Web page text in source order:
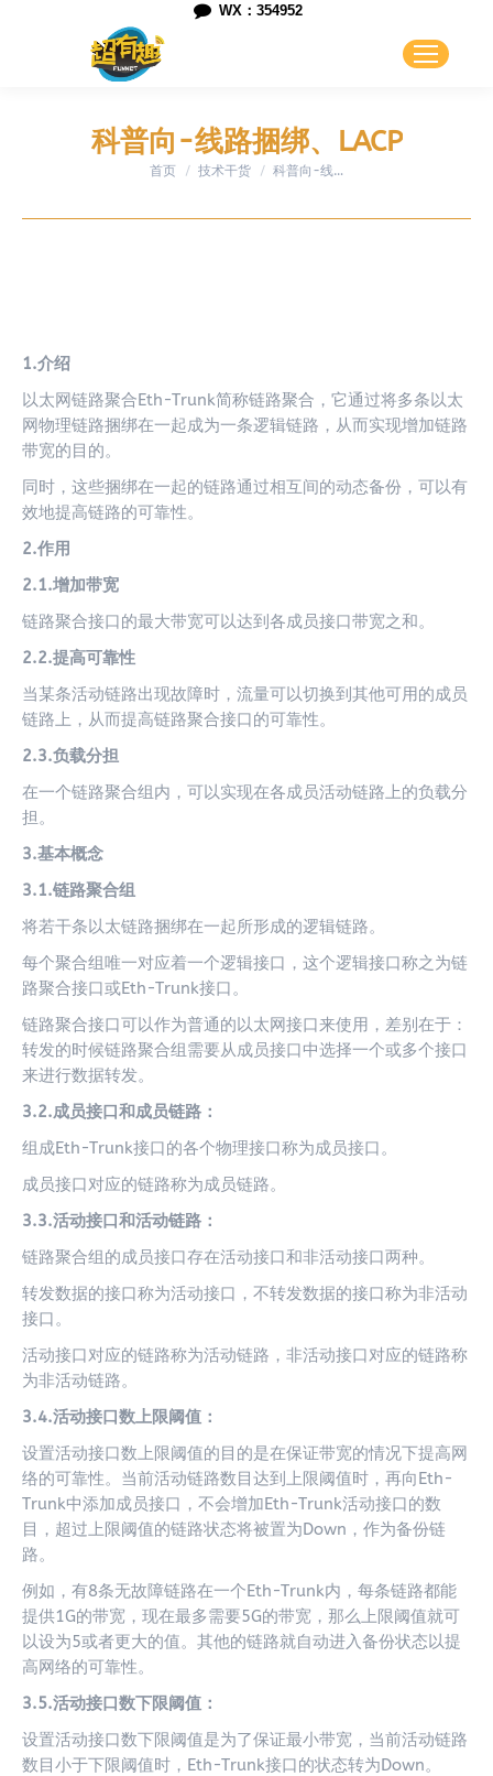
WX：354952
科普向-线路捆绑、LACP
您在这里：
首页 技术干货 科普向-线…
1.介绍
以太网链路聚合Eth-Trunk简称链路聚合，它通过将多条以太
网物理链路捆绑在一起成为一条逻辑链路，从而实现增加链路
带宽的目的。
同时，这些捆绑在一起的链路通过相互间的动态备份，可以有
效地提高链路的可靠性。
2.作用
2.1.增加带宽
链路聚合接口的最大带宽可以达到各成员接口带宽之和。
2.2.提高可靠性
当某条活动链路出现故障时，流量可以切换到其他可用的成员
链路上，从而提高链路聚合接口的可靠性。
2.3.负载分担
在一个链路聚合组内，可以实现在各成员活动链路上的负载分
担。
3.基本概念
3.1.链路聚合组
将若干条以太链路捆绑在一起所形成的逻辑链路。
每个聚合组唯一对应着一个逻辑接口，这个逻辑接口称之为链
路聚合接口或Eth-Trunk接口。
链路聚合接口可以作为普通的以太网接口来使用，差别在于：
转发的时候链路聚合组需要从成员接口中选择一个或多个接口
来进行数据转发。
3.2.成员接口和成员链路：
组成Eth-Trunk接口的各个物理接口称为成员接口。
成员接口对应的链路称为成员链路。
3.3.活动接口和活动链路：
链路聚合组的成员接口存在活动接口和非活动接口两种。
转发数据的接口称为活动接口，不转发数据的接口称为非活动
接口。
活动接口对应的链路称为活动链路，非活动接口对应的链路称
为非活动链路。
3.4.活动接口数上限阈值：
设置活动接口数上限阈值的目的是在保证带宽的情况下提高网
络的可靠性。当前活动链路数目达到上限阈值时，再向Eth-
Trunk中添加成员接口，不会增加Eth-Trunk活动接口的数
目，超过上限阈值的链路状态将被置为Down，作为备份链
路。
例如，有8条无故障链路在一个Eth-Trunk内，每条链路都能
提供1G的带宽，现在最多需要5G的带宽，那么上限阈值就可
以设为5或者更大的值。其他的链路就自动进入备份状态以提
高网络的可靠性。
3.5.活动接口数下限阈值：
设置活动接口数下限阈值是为了保证最小带宽，当前活动链路
数目小于下限阈值时，Eth-Trunk接口的状态转为Down。